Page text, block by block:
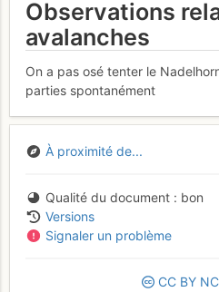
Observations
avalanches
On a pas osé tenter le
parties spontanément
À proximité de...
Qualité du document
bon
Versions
Signaler un problème
CC BY NC